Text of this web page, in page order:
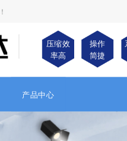
压缩效
率高
操作
简捷
产品中心